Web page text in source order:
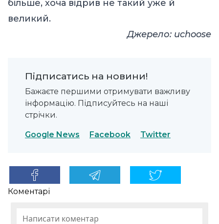
більше, хоча відрив не такий уже й
великий.
Джерело: uchoose
Підписатись на новини!
Бажаєте першими отримувати важливу
інформацію. Підписуйтесь на наші
стрічки.
Google News Facebook Twitter
Коментарі